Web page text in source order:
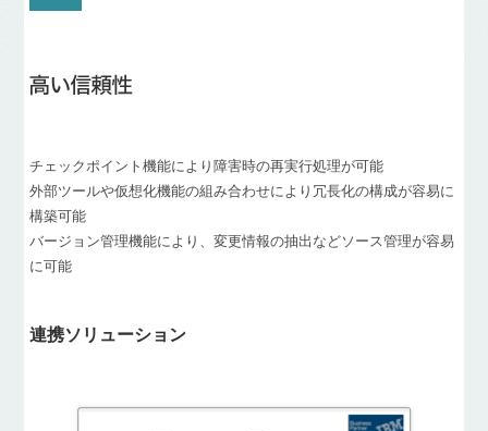
チェックポイント機能により障害時の再実行処理が可能
外部ツールや仮想化機能の組み合わせにより冗長化の構成が容易に
構築可能
バージョン管理機能により、変更情報の抽出などソース管理が容易
に可能
連携ソリューション